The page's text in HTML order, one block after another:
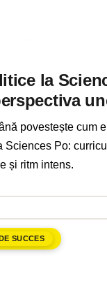
la
povestește cum
Sciences Po:
și ritm intens.
SUCCES